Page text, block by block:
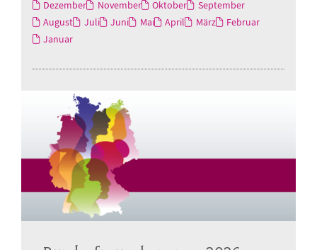
Dezember November Oktober
September
August
Juli Juni Mai April März
Februar
Januar